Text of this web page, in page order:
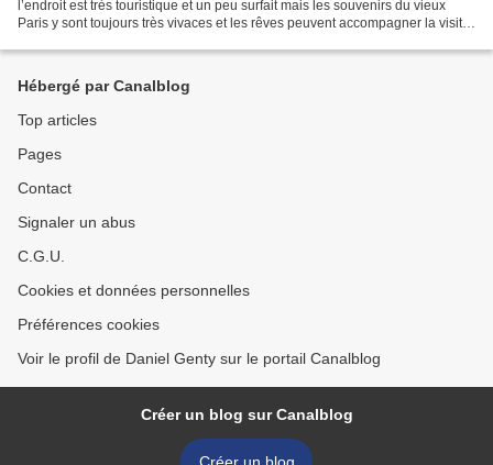
l’endroit est très touristique et un peu surfait mais les souvenirs du vieux
Paris y sont toujours très vivaces et les rêves peuvent accompagner la visite.
Hébergé par Canalblog
Top articles
Pages
Contact
Signaler un abus
C.G.U.
Cookies et données personnelles
Préférences cookies
Voir le profil de Daniel Genty sur le portail Canalblog
Créer un blog sur Canalblog